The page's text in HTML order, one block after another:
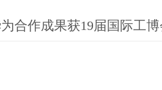
合作成果获19届国际工